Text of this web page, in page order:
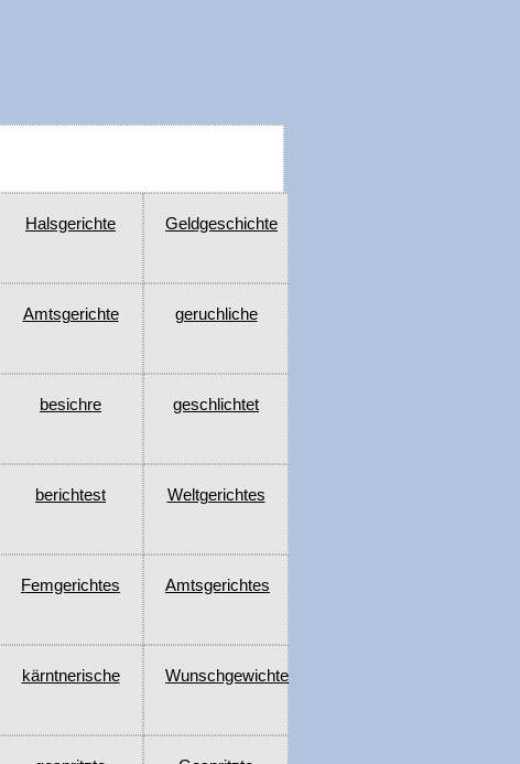
Halsgerichte Geldgeschichte
Amtsgerichte geruchliche
besichre geschlichtet
berichtest Weltgerichtes
Femgerichtes Amtsgerichtes
kärntnerische Wunschgewichte